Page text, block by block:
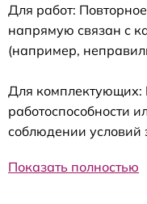
Для работ:
напрямую связан с
(например,
Для комплектующих:
работоспособности
соблюдении условий
Показать полностью